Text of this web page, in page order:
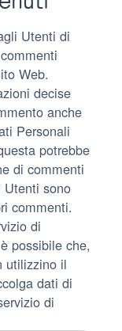
Utenti di
Web.
decise
anche
Personali
potrebbe
di commenti
Utenti sono
commenti.
di
possibile che,
utilizzino il
dati di
di